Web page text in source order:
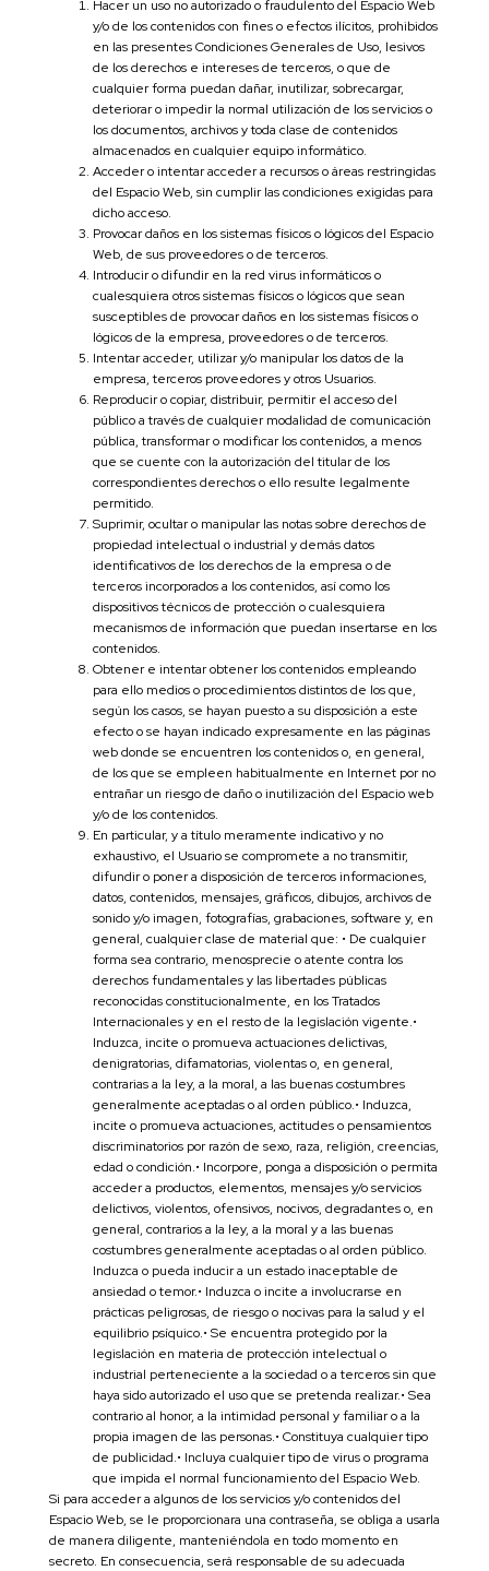
Hacer un uso no autorizado o fraudulento del Espacio Web
y/o de los contenidos con fines o efectos ilícitos, prohibidos
en las presentes Condiciones Generales de Uso, lesivos
de los derechos e intereses de terceros, o que de
cualquier forma puedan dañar, inutilizar, sobrecargar,
deteriorar o impedir la normal utilización de los servicios o
los documentos, archivos y toda clase de contenidos
almacenados en cualquier equipo informático.
Acceder o intentar acceder a recursos o áreas restringidas
del Espacio Web, sin cumplir las condiciones exigidas para
dicho acceso.
Provocar daños en los sistemas físicos o lógicos del Espacio
Web, de sus proveedores o de terceros.
Introducir o difundir en la red virus informáticos o
cualesquiera otros sistemas físicos o lógicos que sean
susceptibles de provocar daños en los sistemas físicos o
lógicos de la empresa, proveedores o de terceros.
Intentar acceder, utilizar y/o manipular los datos de la
empresa, terceros proveedores y otros Usuarios.
Reproducir o copiar, distribuir, permitir el acceso del
público a través de cualquier modalidad de comunicación
pública, transformar o modificar los contenidos, a menos
que se cuente con la autorización del titular de los
correspondientes derechos o ello resulte legalmente
permitido.
Suprimir, ocultar o manipular las notas sobre derechos de
propiedad intelectual o industrial y demás datos
identificativos de los derechos de la empresa o de
terceros incorporados a los contenidos, así como los
dispositivos técnicos de protección o cualesquiera
mecanismos de información que puedan insertarse en los
contenidos.
Obtener e intentar obtener los contenidos empleando
para ello medios o procedimientos distintos de los que,
según los casos, se hayan puesto a su disposición a este
efecto o se hayan indicado expresamente en las páginas
web donde se encuentren los contenidos o, en general,
de los que se empleen habitualmente en Internet por no
entrañar un riesgo de daño o inutilización del Espacio web
y/o de los contenidos.
En particular, y a título meramente indicativo y no
exhaustivo, el Usuario se compromete a no transmitir,
difundir o poner a disposición de terceros informaciones,
datos, contenidos, mensajes, gráficos, dibujos, archivos de
sonido y/o imagen, fotografías, grabaciones, software y, en
general, cualquier clase de material que: • De cualquier
forma sea contrario, menosprecie o atente contra los
derechos fundamentales y las libertades públicas
reconocidas constitucionalmente, en los Tratados
Internacionales y en el resto de la legislación vigente.•
Induzca, incite o promueva actuaciones delictivas,
denigratorias, difamatorias, violentas o, en general,
contrarias a la ley, a la moral, a las buenas costumbres
generalmente aceptadas o al orden público.• Induzca,
incite o promueva actuaciones, actitudes o pensamientos
discriminatorios por razón de sexo, raza, religión, creencias,
edad o condición.• Incorpore, ponga a disposición o permita
acceder a productos, elementos, mensajes y/o servicios
delictivos, violentos, ofensivos, nocivos, degradantes o, en
general, contrarios a la ley, a la moral y a las buenas
costumbres generalmente aceptadas o al orden público.
Induzca o pueda inducir a un estado inaceptable de
ansiedad o temor.• Induzca o incite a involucrarse en
prácticas peligrosas, de riesgo o nocivas para la salud y el
equilibrio psíquico.• Se encuentra protegido por la
legislación en materia de protección intelectual o
industrial perteneciente a la sociedad o a terceros sin que
haya sido autorizado el uso que se pretenda realizar.• Sea
contrario al honor, a la intimidad personal y familiar o a la
propia imagen de las personas.• Constituya cualquier tipo
de publicidad.• Incluya cualquier tipo de virus o programa
que impida el normal funcionamiento del Espacio Web.
Si para acceder a algunos de los servicios y/o contenidos del
Espacio Web, se le proporcionara una contraseña, se obliga a usarla
de manera diligente, manteniéndola en todo momento en
secreto. En consecuencia, será responsable de su adecuada